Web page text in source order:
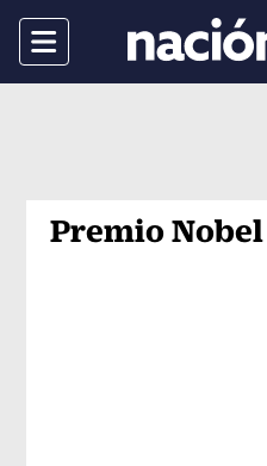
Menu
Premio